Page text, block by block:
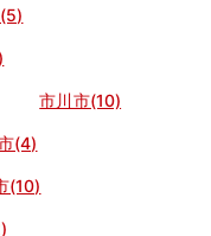
市川市(10)
(4)
(10)